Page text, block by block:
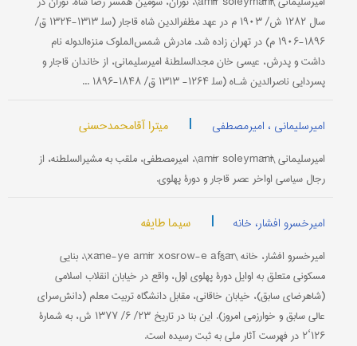
سال ۱۲۸۲ ش/ ۱۹۰۳ م در عهد مظفرالدین شاه قاجار (سل‍ ۱۳۱۳-۱۳۲۴ ق/
۱۸۹۶-۱۹۰۶ م) در تهران زاده شد. مادرش شمس‌الملوک منزه‌الدوله نام
داشت و پدرش، عیسى خان مجدالسلطنۀ امیرسلیمانی، از خاندان قاجار و
پسردایی ناصرالدین شـاه (سل‍ ۱۲۶۴- ۱۳۱۳ ق/ ۱۸۴۸-۱۸۹۶ ...
امیرسلیمانی ، امیرمصطفی | میترا آقامحمدحسنی
امیرسلیمانی \amīr soleymānī\، امیرمصطفى، ملقب به مشیرالسلطنه، از
رجال سیاسی اواخر عصر قاجار و دورۀ پهلوی.
امیرخسرو افشار، خانه | سیما طایفه
امیرخسرو افشار، خانه \xāne-ye amīr xosrow-e afšār\، بنایی
مسکونی متعلق به اوایل دورۀ پهلوی اول، واقع در خیابان انقلاب اسلامی
(شاهرضای سابق)، خیابان خاقانی، مقابل دانشگاه تربیت معلم (دانش‌سرای
عالی سابق و خوارزمی امروز). این بنا در تاریخ ۲۳/ ۶/ ۱۳۷۷ ش، به شمارۀ
۱۲۶‘۲ در فهرست آثار ملی به ثبت رسیده است.